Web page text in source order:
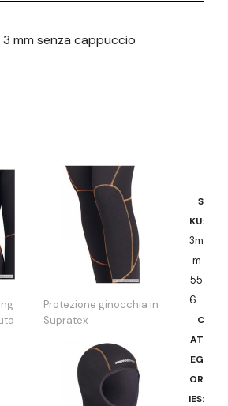
mm senza cappuccio
Protezione ginocchia in
Supratex
S
KU:
3m
m
55
6
C
AT
EG
OR
IES: